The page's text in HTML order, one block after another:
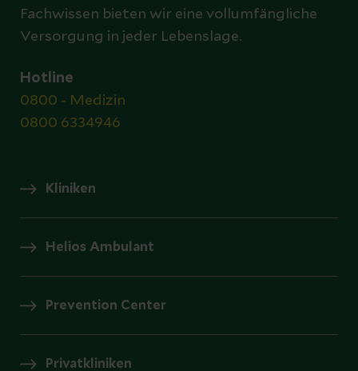
Fachwissen bieten wir eine vollumfängliche
Versorgung in jeder Lebenslage.
Hotline
0800 - Medizin
0800 6334946
Kliniken
Helios Ambulant
Prevention Center
Privatkliniken